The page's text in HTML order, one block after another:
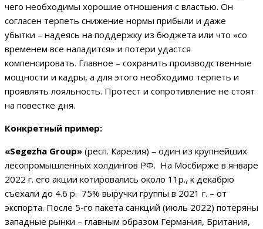
чего необходимы хорошие отношения с властью. Он
согласен терпеть снижение нормы прибыли и даже
убытки – надеясь на поддержку из бюджета или что «со
временем все наладится» и потери удастся
компенсировать. Главное – сохранить производственные
мощности и кадры, а для этого необходимо терпеть и
проявлять лояльность. Протест и сопротивление не стоят
на повестке дня.
Конкретный пример:
«Segezha Group» (респ. Карелия) – один из крупнейших
лесопромышленных холдингов РФ. На Мосбирже в январе
2022 г. его акции котировались около 11р., к декабрю
съехали до 4.6 р. 75% выручки группы в 2021 г. – от
экспорта. После 5-го пакета санкций (июль 2022) потеряны
западные рынки – главным образом Германия, Британия,